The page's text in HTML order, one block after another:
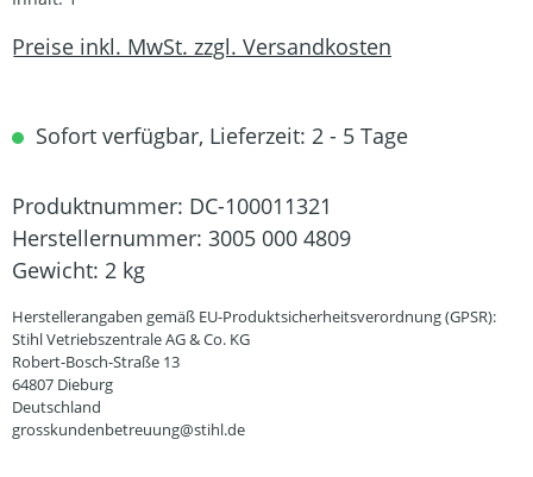
Preise inkl. MwSt. zzgl. Versandkosten
Sofort verfügbar, Lieferzeit: 2 - 5 Tage
Produktnummer: DC-100011321
Herstellernummer: 3005 000 4809
Gewicht: 2 kg
Herstellerangaben gemäß EU-Produktsicherheitsverordnung (GPSR):
Stihl Vetriebszentrale AG & Co. KG
Robert-Bosch-Straße 13
64807 Dieburg
Deutschland
grosskundenbetreuung@stihl.de